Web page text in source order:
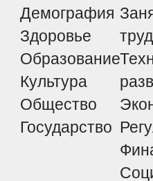
Демография
Здоровье
Образование
Культура
Общество
Государство
труд